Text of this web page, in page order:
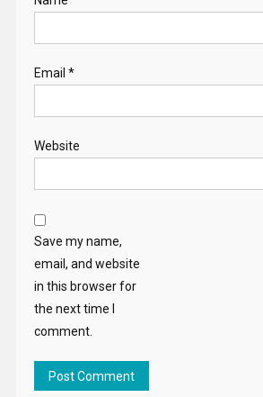
Email *
Website
Save my name,
email, and website
in this browser for
the next time I
comment.